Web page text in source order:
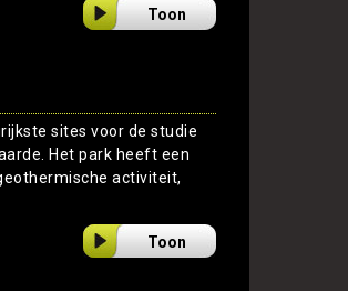
Toon
sites voor de studie
Het park heeft een
activiteit,
Toon